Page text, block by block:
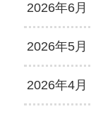
2026年6月
2026年5月
2026年4月